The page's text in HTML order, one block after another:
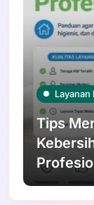
Layanan
Tips